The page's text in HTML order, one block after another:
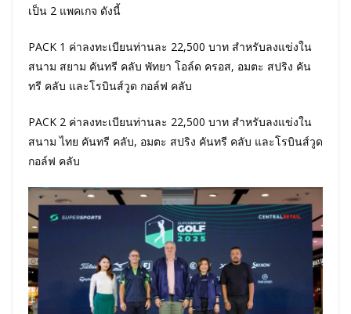
เป็น 2 แพคเกจ ดังนี้
PACK 1 ค่าลงทะเบียนท่านละ 22,500 บาท สำหรับลงแข่งใน
สนาม สยาม คันทรี คลับ พัทยา โอล์ด ครอส, อมตะ สปริง คัน
ทรี คลับ และโรบินส์วูด กอล์ฟ คลับ
PACK 2 ค่าลงทะเบียนท่านละ 22,500 บาท สำหรับลงแข่งใน
สนาม ไทย คันทรี คลับ, อมตะ สปริง คันทรี คลับ และโรบินส์วูด
กอล์ฟ คลับ